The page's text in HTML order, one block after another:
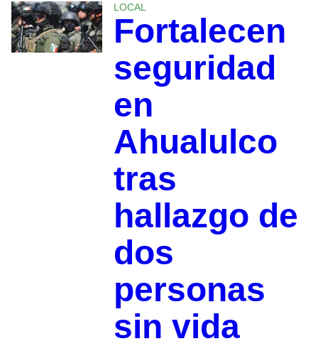
LOCAL
Fortalecen
seguridad
en
Ahualulco
tras
hallazgo de
dos
personas
sin vida